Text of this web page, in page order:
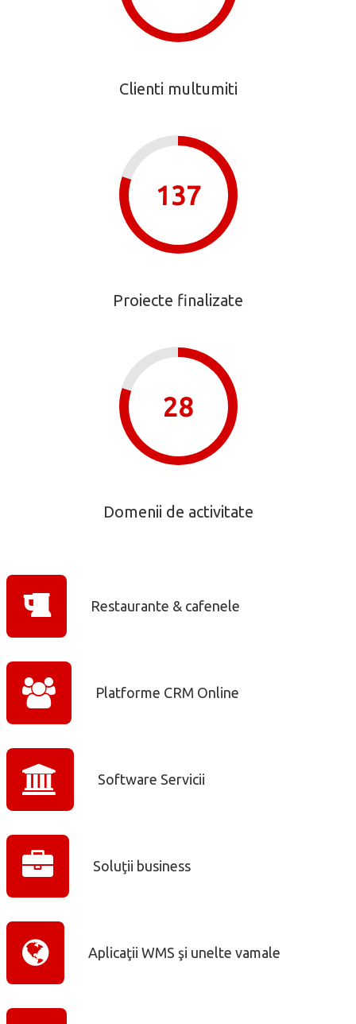
Clienti multumiti
137
Proiecte finalizate
28
Domenii de activitate
Restaurante & cafenele
Platforme CRM Online
Software Servicii
Soluţii business
Aplicaţii WMS şi unelte vamale